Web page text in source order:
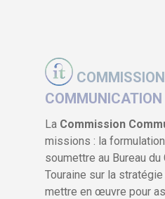
COMMISSION
COMMUNICATION
La Commission
missions : la
soumettre au Bureau
Touraine sur la
mettre en œuvre pour